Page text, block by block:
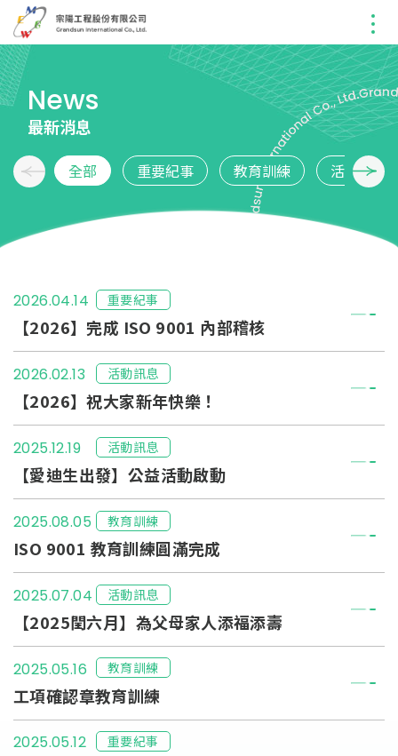
News
最新消息
全部 重要紀事 教育訓練 活動訊息
2026.04.14 重要紀事
【2026】完成 ISO 9001 內部稽核
2026.02.13 活動訊息
【2026】祝大家新年快樂！
2025.12.19 活動訊息
【愛迪生出發】公益活動啟動
2025.08.05 教育訓練
ISO 9001 教育訓練圓滿完成
2025.07.04 活動訊息
【2025閏六月】為父母家人添福添壽
2025.05.16 教育訓練
工項確認章教育訓練
2025.05.12 重要紀事